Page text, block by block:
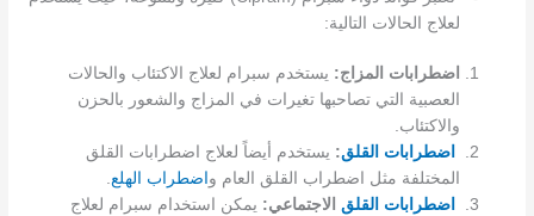
لعلاج الحالات التالية:
اضطرابات المزاج: يستخدم سبرام لعلاج الاكتئاب والحالات
العصبية التي تصاحبها تغيرات في المزاج والشعور بالحزن
والاكتئاب.
اضطرابات القلق: يستخدم أيضاً لعلاج اضطرابات القلق
المختلفة مثل اضطراب القلق العام و اضطراب الهلع.
اضطرابات القلق الاجتماعي: يمكن استخدام سبرام لعلاج